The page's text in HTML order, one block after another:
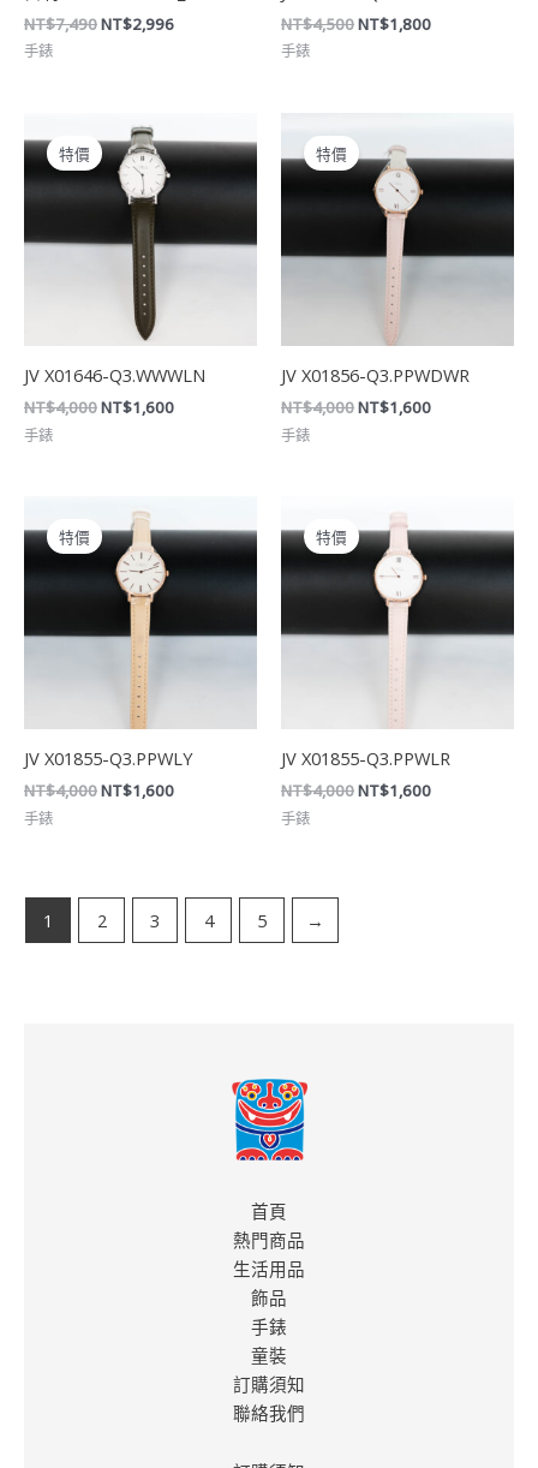
NT$7,490NT$2,996
手錶
NT$4,500NT$1,800
手錶
特價
JV X01646-Q3.WWWLN
NT$4,000
始
價
格：
NT$4,000。
NT$1,600
前
價
格：
手錶
特價
JV X01856-Q3.PPWDWR
NT$4,000
始
價
格：
NT$4,000。
NT$1,600
價
NT$1,600。
手錶
特價
JV X01855-Q3.PPWLY
NT$4,000
始
價
格：
NT$4,000。
NT$1,600
前
價
手錶
特價
JV X01855-Q3.PPWLR
NT$4,000
始
價
格：
NT$4,000。
NT$1,600
前
價
格：
手錶
1 2 3 4 5 →
首頁
熱門商品
生活用品
飾品
手錶
童裝
訂購須知
聯絡我們